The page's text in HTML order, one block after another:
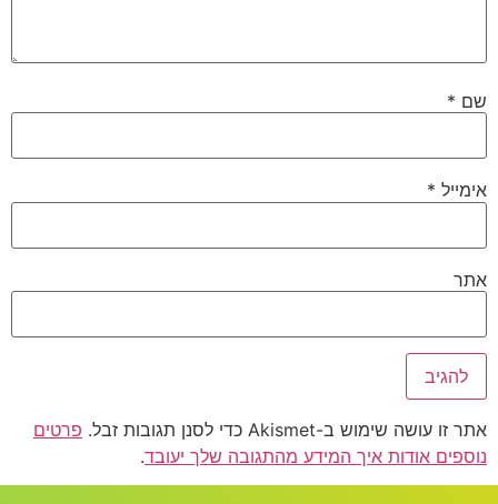
שם *
אימייל *
אתר
אתר זו עושה שימוש ב-Akismet כדי לסנן תגובות זבל.
פרטים
נוספים אודות איך המידע מהתגובה שלך יעובד.